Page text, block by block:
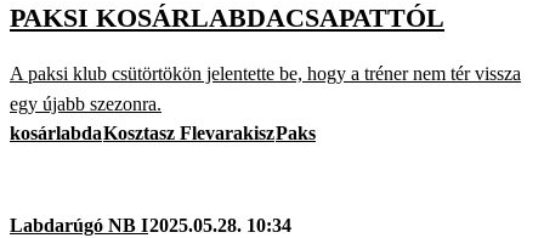
PAKSI KOSÁRLABDACSAPATTÓL
A paksi klub csütörtökön jelentette be, hogy a tréner nem tér vissza
egy újabb szezonra.
kosárlabdaKosztasz FlevarakiszPaks
Labdarúgó NB I2025.05.28. 10:34